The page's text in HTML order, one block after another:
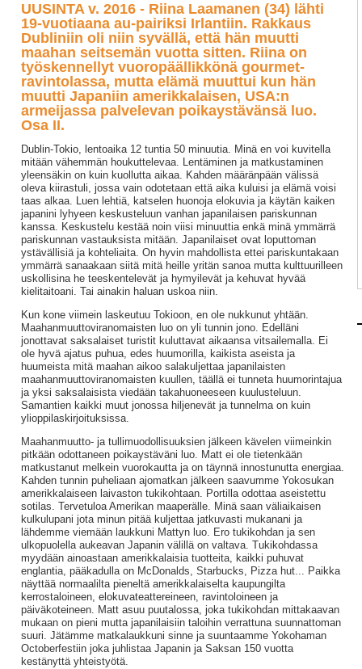
UUSINTA v. 2016 - Riina Laamanen (34) lähti
19-vuotiaana au-pairiksi Irlantiin. Rakkaus
Dubliniin oli niin syvällä, että hän muutti
maahan seitsemän vuotta sitten. Riina on
työskennellyt vuoropäällikkönä gourmet-
ravintolassa, mutta elämä muuttui kun hän
muutti Japaniin amerikkalaisen, USA:n
armeijassa palvelevan poikaystävänsä luo.
Osa II.
Dublin-Tokio, lentoaika 12 tuntia 50 minuutia. Minä en voi kuvitella
mitään vähemmän houkuttelevaa. Lentäminen ja matkustaminen
yleensäkin on kuin kuollutta aikaa. Kahden määränpään välissä
oleva kiirastuli, jossa vain odotetaan että aika kuluisi ja elämä voisi
taas alkaa. Luen lehtiä, katselen huonoja elokuvia ja käytän kaiken
japanini lyhyeen keskusteluun vanhan japanilaisen pariskunnan
kanssa. Keskustelu kestää noin viisi minuuttia enkä minä ymmärrä
pariskunnan vastauksista mitään. Japanilaiset ovat loputtoman
ystävällisiä ja kohteliaita. On hyvin mahdollista ettei pariskuntakaan
ymmärrä sanaakaan siitä mitä heille yritän sanoa mutta kulttuurilleen
uskollisina he teeskentelevät ja hymyilevät ja kehuvat hyvää
kielitaitoani. Tai ainakin haluan uskoa niin.
Kun kone viimein laskeutuu Tokioon, en ole nukkunut yhtään.
Maahanmuuttoviranomaisten luo on yli tunnin jono. Edelläni
jonottavat saksalaiset turistit kuluttavat aikaansa vitsailemalla. Ei
ole hyvä ajatus puhua, edes huumorilla, kaikista aseista ja
huumeista mitä maahan aikoo salakuljettaa japanilaisten
maahanmuuttoviranomaisten kuullen, täällä ei tunneta huumorintajua
ja yksi saksalaisista viedään takahuoneeseen kuulusteluun.
Samantien kaikki muut jonossa hiljenevät ja tunnelma on kuin
ylioppilaskirjoituksissa.
Maahanmuutto- ja tullimuodollisuuksien jälkeen kävelen viimeinkin
pitkään odottaneen poikaystäväni luo. Matt ei ole tietenkään
matkustanut melkein vuorokautta ja on täynnä innostunutta energiaa.
Kahden tunnin puheliaan ajomatkan jälkeen saavumme Yokosukan
amerikkalaiseen laivaston tukikohtaan. Portilla odottaa aseistettu
sotilas. Tervetuloa Amerikan maaperälle. Minä saan väliaikaisen
kulkulupani jota minun pitää kuljettaa jatkuvasti mukanani ja
lähdemme viemään laukkuni Mattyn luo. Ero tukikohdan ja sen
ulkopuolella aukeavan Japanin välillä on valtava. Tukikohdassa
myydään ainoastaan amerikkalaisia tuotteita, kaikki puhuvat
englantia, pääkadulla on McDonalds, Starbucks, Pizza hut... Paikka
näyttää normaalilta pieneltä amerikkalaiselta kaupungilta
kerrostaloineen, elokuvateattereineen, ravintoloineen ja
päiväkoteineen. Matt asuu puutalossa, joka tukikohdan mittakaavan
mukaan on pieni mutta japanilaisiin taloihin verrattuna suunnattoman
suuri. Jätämme matkalaukkuni sinne ja suuntaamme Yokohaman
Octoberfestiin joka juhlistaa Japanin ja Saksan 150 vuotta
kestänyttä yhteistyötä.